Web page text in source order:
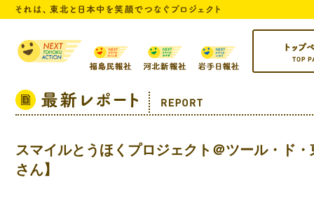
スマイルとうほくプロジェクト＠ツール・ド
さん】